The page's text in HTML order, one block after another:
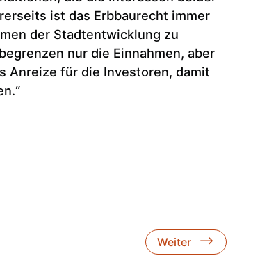
ist das Erbbaurecht immer
der Stadtentwicklung zu
nur die Einnahmen, aber
Anreize für die Investoren, damit
Weiter